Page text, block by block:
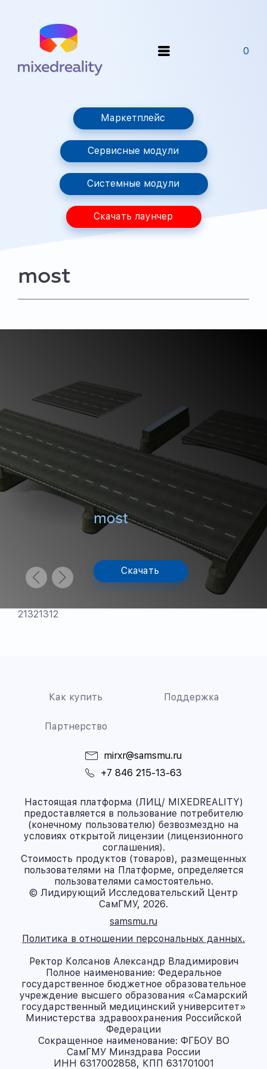
0
Маркетплейс
Сервисные модули
Системные модули
Скачать лаунчер
most
most
Скачать
21321312
Как купить Поддержка
Партнерство
mirxr@samsmu.ru
+7 846 215-13-63
Настоящая платформа (ЛИЦ/ MIXEDREALITY)
предоставляется в пользование потребителю
(конечному пользователю) безвозмездно на
условиях открытой лицензии (лицензионного
соглашения).
Стоимость продуктов (товаров), размещенных
пользователями на Платформе, определяется
пользователями самостоятельно.
© Лидирующий Исследовательский Центр
СамГМУ, 2026.
samsmu.ru
Политика в отношении персональных данных.
Ректор Колсанов Александр Владимирович
Полное наименование: Федеральное
государственное бюджетное образовательное
учреждение высшего образования «Самарский
государственный медицинский университет»
Министерства здравоохранения Российской
Федерации
Сокращенное наименование: ФГБОУ ВО
СамГМУ Минздрава России
ИНН 6317002858, КПП 631701001